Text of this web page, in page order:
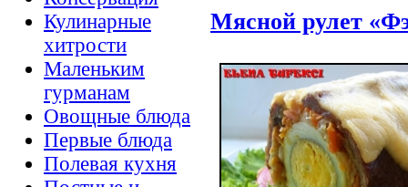
Кулинарные
хитрости
Маленьким
гурманам
Овощные блюда
Первые блюда
Полевая кухня
Мясной рулет